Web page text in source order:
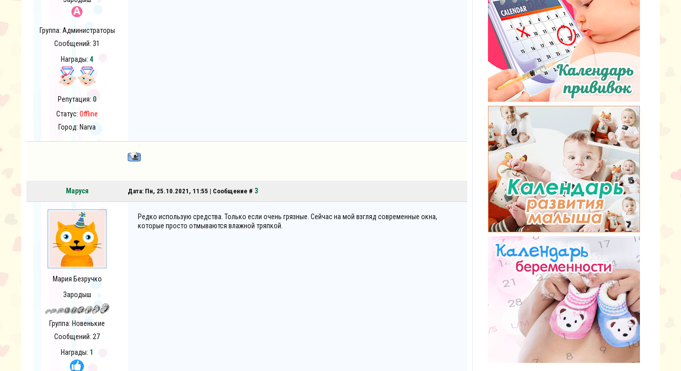
Группа: Администраторы
Сообщений: 31
Награды: 4
Репутация: 0
Статус: Offline
Город: Narva
Маруся Дата: Пн, 25.10.2021, 11:55 | Сообщение # 3
Мария Безручко
Зародыш
Группа: Новенькие
Сообщений: 27
Награды: 1
Редко использую средства. Только если очень грязные. Сейчас на мой взгляд современные окна,
которые просто отмываются влажной тряпкой.